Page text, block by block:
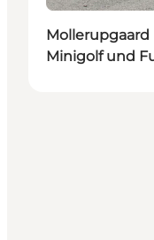
Mollerupgaard
Minigolf und